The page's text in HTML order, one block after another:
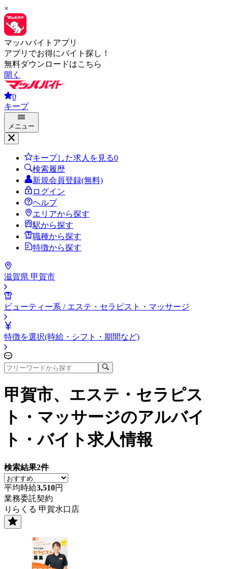
×
マッハバイトアプリ
アプリでお得にバイト探し！
無料ダウンロードはこちら
開く
0
キープ
メニュー
キープした求人を見る0
検索履歴
新規会員登録(無料)
ログイン
ヘルプ
エリアから探す
駅から探す
職種から探す
特徴から探す
滋賀県 甲賀市
ビューティー系 / エステ・セラピスト・マッサージ
特徴を選択(時給・シフト・期間など)
甲賀市、エステ・セラピス
ト・マッサージのアルバイ
ト・バイト求人情報
検索結果2件
平均時給3,510円
業務委託契約
りらくる 甲賀水口店